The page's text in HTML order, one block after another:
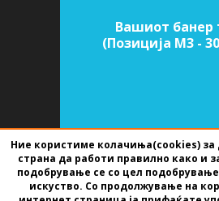
Вашиот банер
(Позиција M3 -
SOFTWARE FOR REAL ESTATE AGENCIES
2026
Ние користиме колачиња(cookies)
страна да работи правилно како и
подобрување се со цел
искуство. Со продолжување на